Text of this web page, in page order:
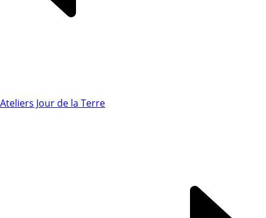
Ateliers Jour de la Terre